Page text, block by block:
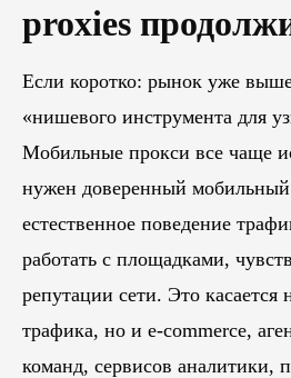
proxies
Если коротко: рынок уже
«нишевого инструмента для
Мобильные прокси все чаще
нужен доверенный мобильный
естественное поведение
работать с площадками,
репутации сети. Это касается
трафика, но и e-commerce,
команд, сервисов аналитики,